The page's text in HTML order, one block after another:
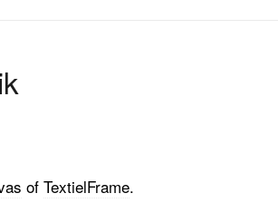
of TextielFrame.